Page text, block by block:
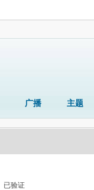
广播 主题
已验证